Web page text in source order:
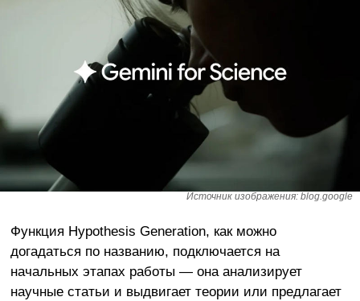
Источник изображения: blog.google
Функция Hypothesis Generation, как можно
догадаться по названию, подключается на
начальных этапах работы — она анализирует
научные статьи и выдвигает теории или предлагает